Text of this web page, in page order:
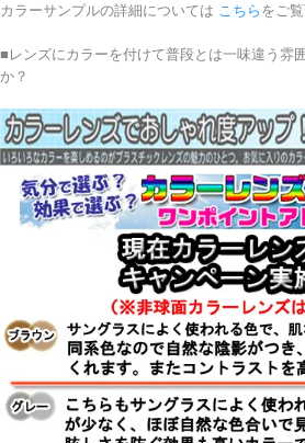
カラーサンプルの詳細については こちら をご
■レンズにカラーを付けて普段とは一味違う雰
か？